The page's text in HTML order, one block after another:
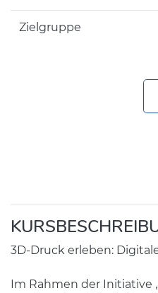
Zielgruppe
3D-Druck erleben:
Im Rahmen der Initiative